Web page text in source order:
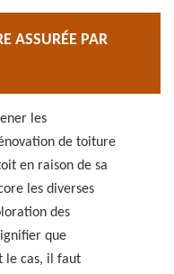
ASSURÉE PAR
les
de toiture
en raison de sa
les diverses
des
que
le cas, il faut